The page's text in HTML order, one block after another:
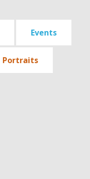
Events
Portraits